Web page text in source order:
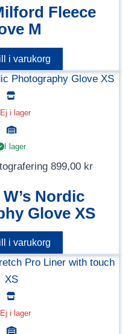
Fleece
M
i varukorg
Ej i lager
I lager
899,00 kr
Nordic
Glove XS
i varukorg
Ej i lager